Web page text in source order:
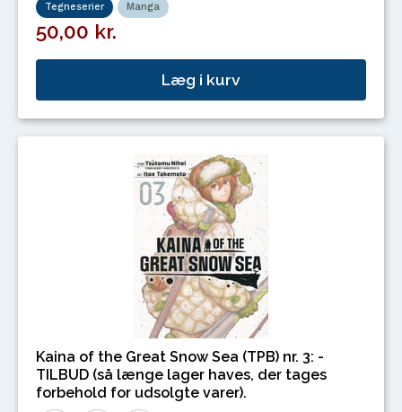
Tegneserier Manga
50,00 kr.
Læg i kurv
Kaina of the Great Snow Sea (TPB) nr. 3: -
TILBUD (så længe lager haves, der tages
forbehold for udsolgte varer).